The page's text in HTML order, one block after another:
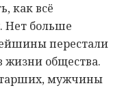
как всё
Нет больше
перестали
жизни общества.
мужчины